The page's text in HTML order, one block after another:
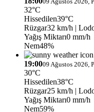
32°C
Hissedilen39°C
Rüzgar32 km/h |
Yağış Miktarı0 mm/h
Nem48%
19:0009 Ağustos 2026,
30°C
Hissedilen38°C
Rüzgar25 km/h |
Yağış Miktarı0 mm/h
Nem59%